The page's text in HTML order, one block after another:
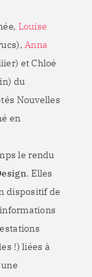
Louise
Anna
et Chloé
du
Nouvelles
en
le rendu
. Elles
dispositif de
!) liées à